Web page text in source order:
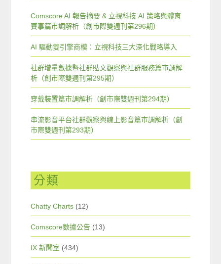
Comscore AI 報告摘要 & 立視科技 AI 策略與體育
賽事篇市調解析（創市際雙週刊第296期）
AI 驅動雙引擎商模：立視科技三大深化戰略導入
社群增量數據暨社群貼文觀察與社群服務篇市調解
析（創市際雙週刊第295期）
穿戴裝置篇市調解析（創市際雙週刊第294期）
串流影音平台社群觀察與線上影音篇市調解析（創
市際雙週刊第293期）
分類
Chatty Charts (12)
Comscore數據公告 (13)
IX 新聞室 (434)